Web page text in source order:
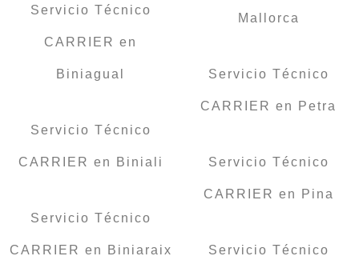
Servicio Técnico
CARRIER en
Biniagual
Servicio Técnico
CARRIER en Biniali
Servicio Técnico
CARRIER en Biniaraix
Mallorca
Servicio Técnico
CARRIER en Petra
Servicio Técnico
CARRIER en Pina
Servicio Técnico